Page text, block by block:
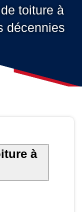
toiture à
décennies
à